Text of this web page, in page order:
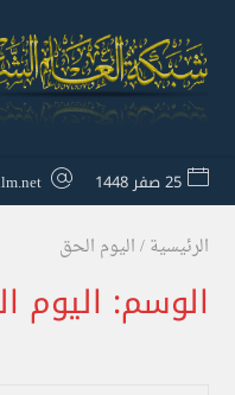
25 صفر 1448
الرئيسية/اليوم الحق
الوسم: اليوم